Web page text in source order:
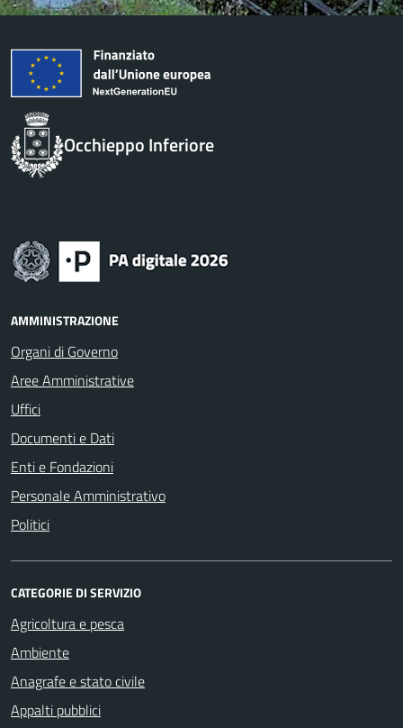
Occhieppo Inferiore
AMMINISTRAZIONE
Organi di Governo
Aree Amministrative
Uffici
Documenti e Dati
Enti e Fondazioni
Personale Amministrativo
Politici
CATEGORIE DI SERVIZIO
Agricoltura e pesca
Ambiente
Anagrafe e stato civile
Appalti pubblici